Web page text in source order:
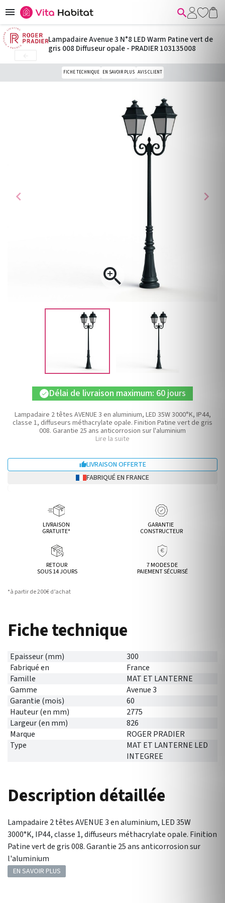
 
chevron_left

chevron_right
Lampadaire Avenue 3 N°8 LED Warm Patine vert de
gris 008 Diffuseur opale - PRADIER 103135008
FICHE TECHNIQUE EN SAVOIR PLUS AVIS CLIENT
check Délai de livraison maximum: 60 jours
Lampadaire 2 têtes AVENUE 3 en aluminium, LED 35W 3000°K, IP44,
classe 1, diffuseurs méthacrylate opale. Finition Patine vert de gris
008. Garantie 25 ans anticorrosion sur l'aluminium
Lire la suite
LIVRAISON OFFERTE
FABRIQUÉ EN FRANCE
LIVRAISON
GRATUITE*
GARANTIE
CONSTRUCTEUR
RETOUR
SOUS 14 JOURS
7 MODES DE
PAIEMENT SÉCURISÉ
*à partir de 200€ d’achat
Fiche technique
Epaisseur (mm)
300
Fabriqué en
France
Famille
MAT ET LANTERNE
Gamme
Avenue 3
Garantie (mois)
60
Hauteur (en mm)
2775
Largeur (en mm)
826
Marque
ROGER PRADIER
Type
MAT ET LANTERNE LED
INTEGREE
Description détaillée
Lampadaire 2 têtes AVENUE 3 en aluminium, LED 35W
3000°K, IP44, classe 1, diffuseurs méthacrylate opale. Finition
Patine vert de gris 008. Garantie 25 ans anticorrosion sur
l'aluminium
EN SAVOIR PLUS